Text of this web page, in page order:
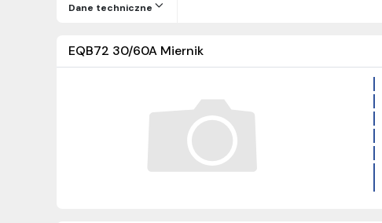
Dane techniczne
EQB72 30/60A Miernik